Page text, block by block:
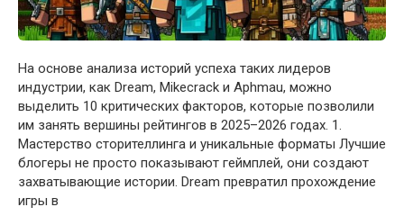
На основе анализа историй успеха таких лидеров
индустрии, как Dream, Mikecrack и Aphmau, можно
выделить 10 критических факторов, которые позволили
им занять вершины рейтингов в 2025–2026 годах. 1.
Мастерство сторителлинга и уникальные форматы Лучшие
блогеры не просто показывают геймплей, они создают
захватывающие истории. Dream превратил прохождение
игры в